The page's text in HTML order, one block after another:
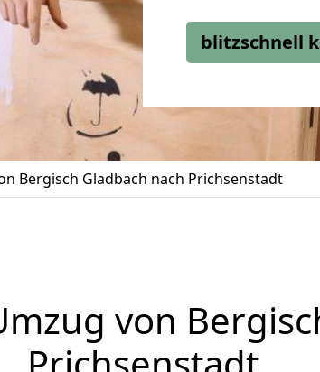
blitzschnell
Bergisch Gladbach nach Prichsenstadt
von